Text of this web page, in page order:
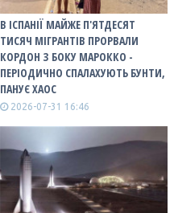
В ІСПАНІЇ МАЙЖЕ П'ЯТДЕСЯТ
ТИСЯЧ МІГРАНТІВ ПРОРВАЛИ
КОРДОН З БОКУ МАРОККО -
ПЕРІОДИЧНО СПАЛАХУЮТЬ БУНТИ,
ПАНУЄ ХАОС
2026-07-31 16:46